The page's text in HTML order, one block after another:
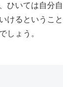
ひいては自分自
けるということ
しょう。